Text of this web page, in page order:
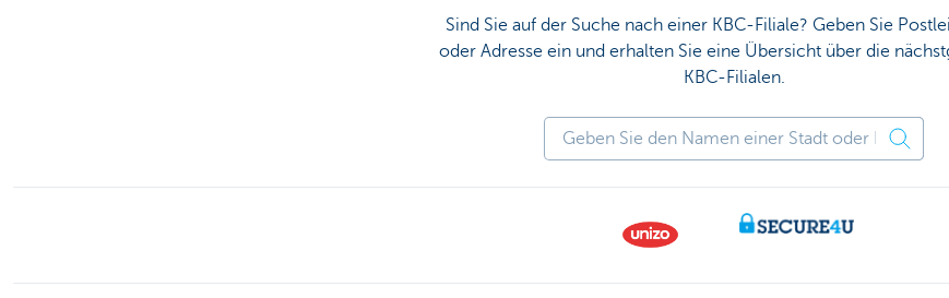
Sind Sie auf der Suche nach einer KBC-Filiale? Geben Sie
oder Adresse ein und erhalten Sie eine Übersicht über die
KBC-Filialen.